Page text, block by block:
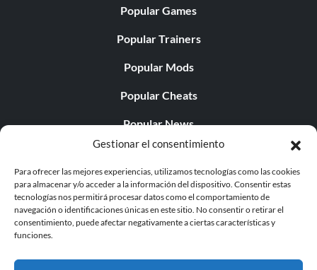
Gestionar el consentimiento
Para ofrecer las mejores experiencias, utilizamos tecnologías como las cookies
para almacenar y/o acceder a la información del dispositivo. Consentir estas
tecnologías nos permitirá procesar datos como el comportamiento de
navegación o identificaciones únicas en este sitio. No consentir o retirar el
consentimiento, puede afectar negativamente a ciertas características y
funciones.
Popular Games
Popular Trainers
Popular Mods
Popular Cheats
Popular News
Popular Editorials
Popular Free Games
LATEST UPDATES